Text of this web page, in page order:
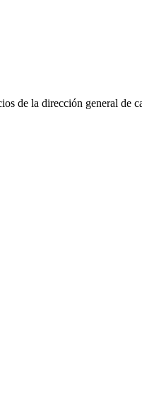
de la dirección general de